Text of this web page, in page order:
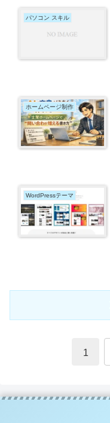
パソコン スキル
ホームページ制作
WordPressテーマ
1